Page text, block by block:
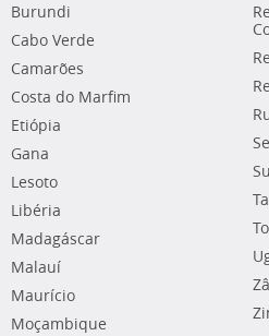
Burundi
Cabo Verde
Camarões
Costa do Marfim
Etiópia
Gana
Lesoto
Libéria
Madagáscar
Malauí
Maurício
Moçambique